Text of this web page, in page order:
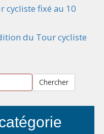
cycliste fixé au 10
du Tour cycliste
Chercher